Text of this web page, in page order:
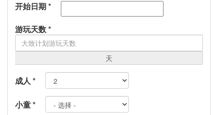
开始日期*
游玩天数*
天
成人 *
小童*